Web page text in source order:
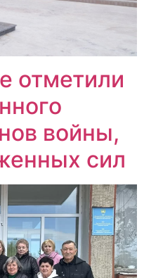
отметили
войны,
сил